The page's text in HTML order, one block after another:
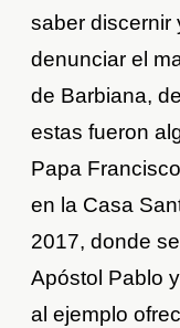
saber discernir
denunciar el
de Barbiana,
estas fueron
Papa
en la Casa
2017, donde
Apóstol Pablo
al ejemplo